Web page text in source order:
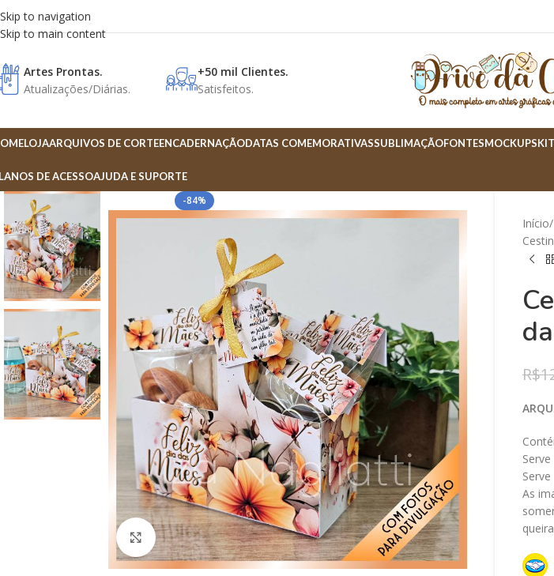
Skip to navigation
Skip to main content
Artes Prontas.
Atualizações/Diárias.
+50 mil Clientes.
Satisfeitos.
LOJAARQUIVOS DE CORTEENCADERNAÇÃODATAS COMEMORATIVASSUBLIMAÇÃOFONTESMOCKUPS
DE ACESSOAJUDA E SUPORTE
-84%
Click to enlarge
Início
R$
As